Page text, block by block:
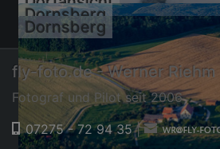
Dornsberg
Dornsberg
fly-foto.de - Werner Riehm
Fotograf und Pilot seit 2006
07275 - 72 94 35|